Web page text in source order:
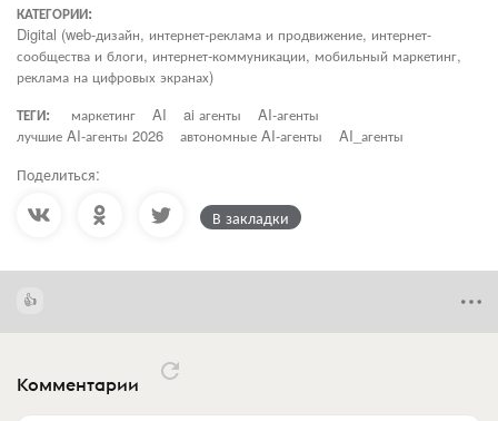
КАТЕГОРИИ:
Digital (web-дизайн, интернет-реклама и продвижение, интернет-
сообщества и блоги, интернет-коммуникации, мобильный маркетинг,
реклама на цифровых экранах)
ТЕГИ:
маркетинг AI ai агенты
AI-агенты
лучшие AI-агенты 2026
автономные AI-агенты AI_агенты
Поделиться:
В закладки
Комментарии